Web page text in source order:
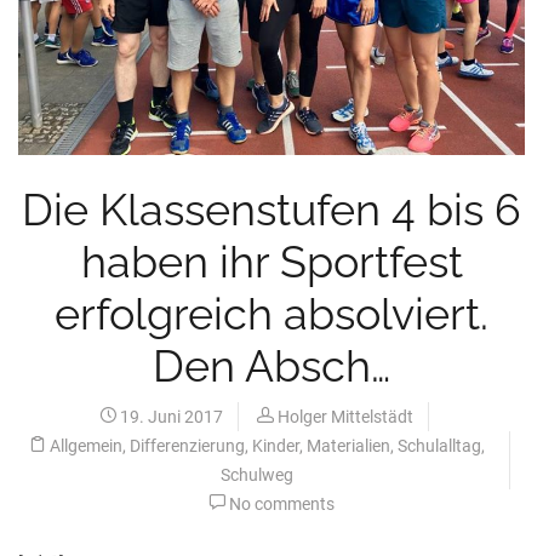
Die Klassenstufen 4 bis 6
haben ihr Sportfest
erfolgreich absolviert.
Den Absch…
19. Juni 2017
Holger Mittelstädt
Allgemein, Differenzierung, Kinder, Materialien, Schulalltag,
Schulweg
No comments